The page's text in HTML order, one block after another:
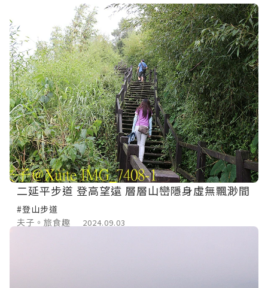
二延平步道 登高望遠 層層山巒隱身虛無飄渺間
#登山步道
夫子。旅食趣
2024.09.03